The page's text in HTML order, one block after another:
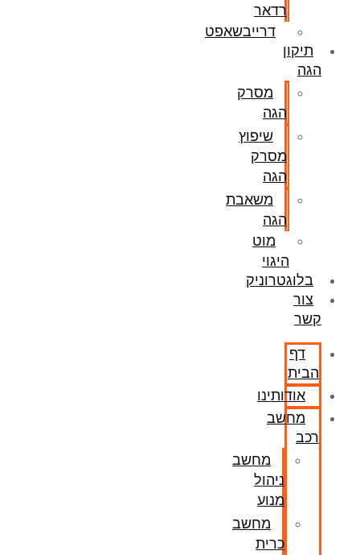
רדאר
דרייבשאפט
תיקון
הגה
מסרק
הגה
שיפוץ
מסרק
הגה
משאבת
הגה
מוט
היגוי
בלוגטרוניק
צור
קשר
דף
הבית
אודותינו
מחשב
רכב
מחשב
ניהול
מנוע
מחשב
כרית